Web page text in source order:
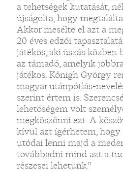
a tehetségek kutatását,
újságolta, hogy
Akkor mesélte el azt a
20 éves edzői
játékos, aki úszás közben
az támadó, amelyik
játékos. Kőnigh György
magyar utánpótlás-
szerint értem is.
lehetőségem volt
megköszönni ezt. A
kívül azt ígérhetem,
utódai lenni majd a
továbbadni mind azt a
részesei lehetünk.”